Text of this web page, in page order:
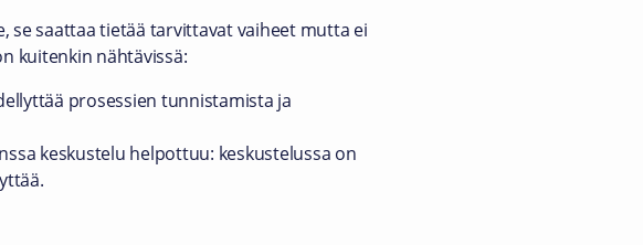
se saattaa tietää tarvittavat vaiheet mutta ei
kuitenkin nähtävissä:
prosessien tunnistamista ja
keskustelu helpottuu: keskustelussa on